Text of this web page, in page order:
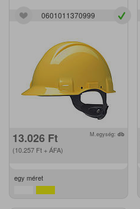
0601011370999
13.026 Ft
(10.257 Ft + ÁFA)
M.egység: db
egy méret